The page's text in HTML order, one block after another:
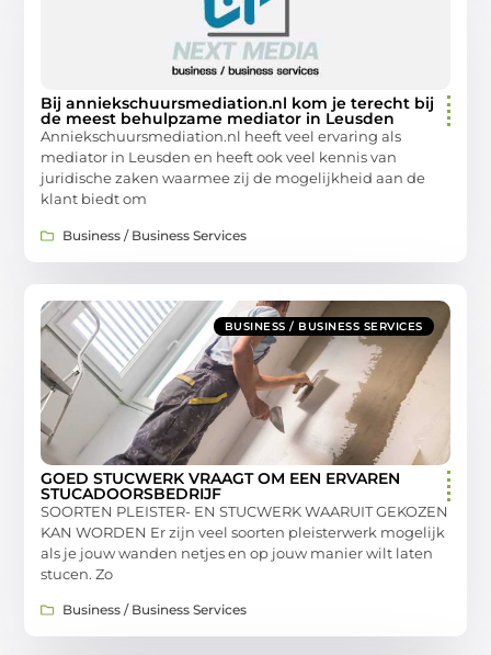
Bij anniekschuursmediation.nl kom je terecht bij
de meest behulpzame mediator in Leusden
Anniekschuursmediation.nl heeft veel ervaring als
mediator in Leusden en heeft ook veel kennis van
juridische zaken waarmee zij de mogelijkheid aan de
klant biedt om
Business / Business Services
BUSINESS / BUSINESS SERVICES
GOED STUCWERK VRAAGT OM EEN ERVAREN
STUCADOORSBEDRIJF
SOORTEN PLEISTER- EN STUCWERK WAARUIT GEKOZEN
KAN WORDEN Er zijn veel soorten pleisterwerk mogelijk
als je jouw wanden netjes en op jouw manier wilt laten
stucen. Zo
Business / Business Services